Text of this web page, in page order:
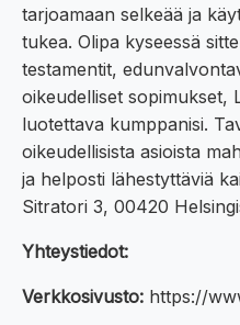
tarjoamaan selkeää ja
tukea. Olipa kyseessä
testamentit,
oikeudelliset sopimukset,
luotettava kumppanisi.
oikeudellisista asioista
ja helposti lähestyttäviä
Sitratori 3, 00420
Yhteystiedot:
Verkkosivusto: https://